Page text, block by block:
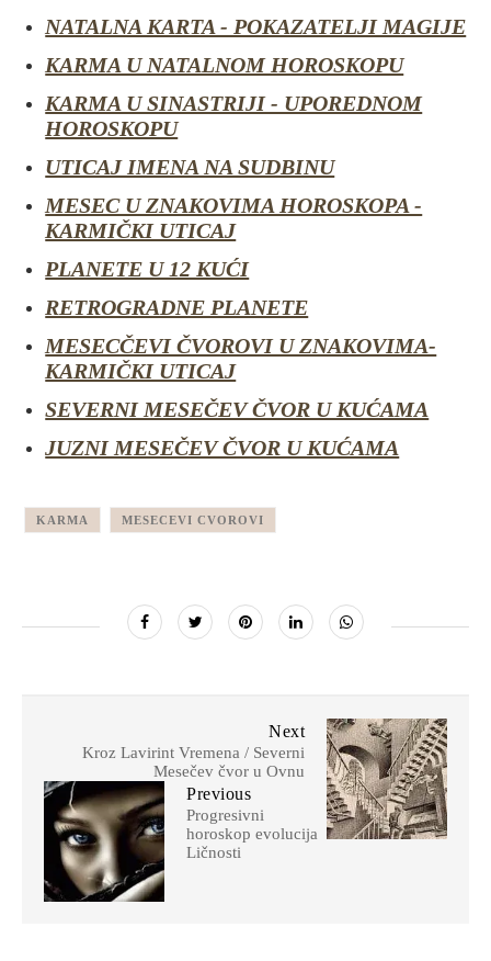
NATALNA KARTA - POKAZATELJI MAGIJE
KARMA U NATALNOM HOROSKOPU
KARMA U SINASTRIJI - UPOREDNOM
HOROSKOPU
UTICAJ IMENA NA SUDBINU
MESEC U ZNAKOVIMA HOROSKOPA -
KARMIČKI UTICAJ
PLANETE U 12 KUĆI
RETROGRADNE PLANETE
MESECČEVI ČVOROVI U ZNAKOVIMA-
KARMIČKI UTICAJ
SEVERNI MESEČEV ČVOR U KUĆAMA
JUZNI MESEČEV ČVOR U KUĆAMA
KARMA MESECEVI CVOROVI
Next
Kroz Lavirint Vremena / Severni
Mesečev čvor u Ovnu
Previous
Progresivni
horoskop evolucija
Ličnosti